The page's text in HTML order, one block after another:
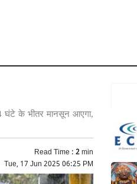
घंटे के भीतर मानसून आएगा,
Read Time :2min
Tue, 17 Jun 2025 06:25 PM